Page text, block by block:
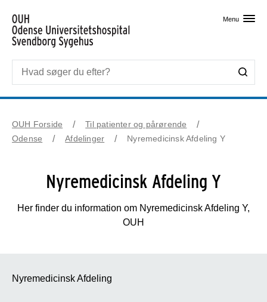
Menu
OUH Forside
Til patienter og pårørende
Odense
Afdelinger Nyremedicinsk Afdeling Y
Nyremedicinsk Afdeling Y
Her finder du information om Nyremedicinsk Afdeling Y,
OUH
Nyremedicinsk Afdeling